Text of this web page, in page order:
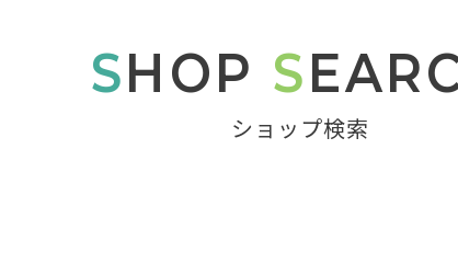
SHOP S
ショップ検索